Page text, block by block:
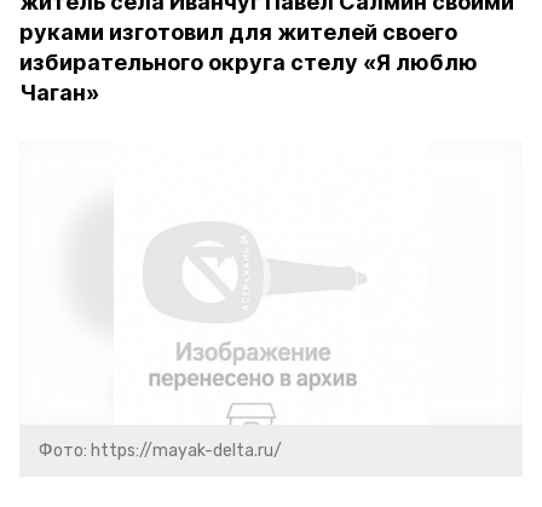
руками изготовил для жителей своего
избирательного округа стелу «Я люблю
Чаган»
Фото: https://mayak-delta.ru/